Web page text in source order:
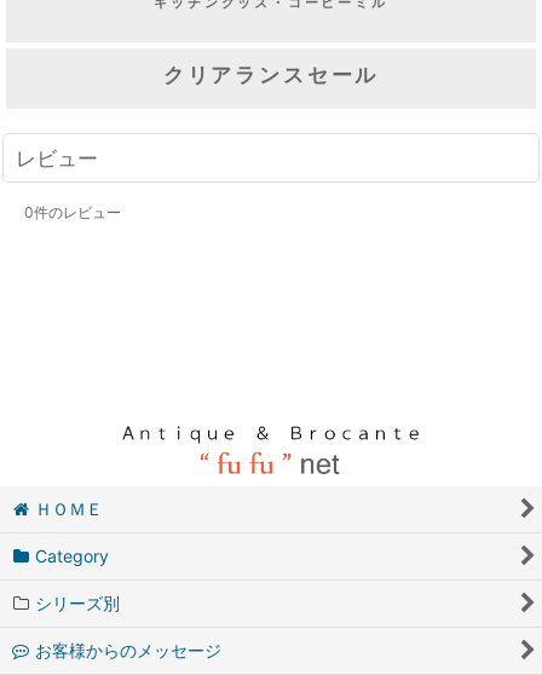
クリアランスセール
レビュー
0件のレビュー
ＨＯＭＥ
Category
シリーズ別
お客様からのメッセージ